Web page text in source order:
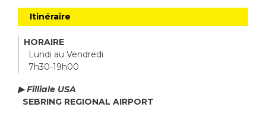
Itinéraire
HORAIRE
Lundi au Vendredi
7h30-19h00
▶ Filliale USA
SEBRING REGIONAL AIRPORT